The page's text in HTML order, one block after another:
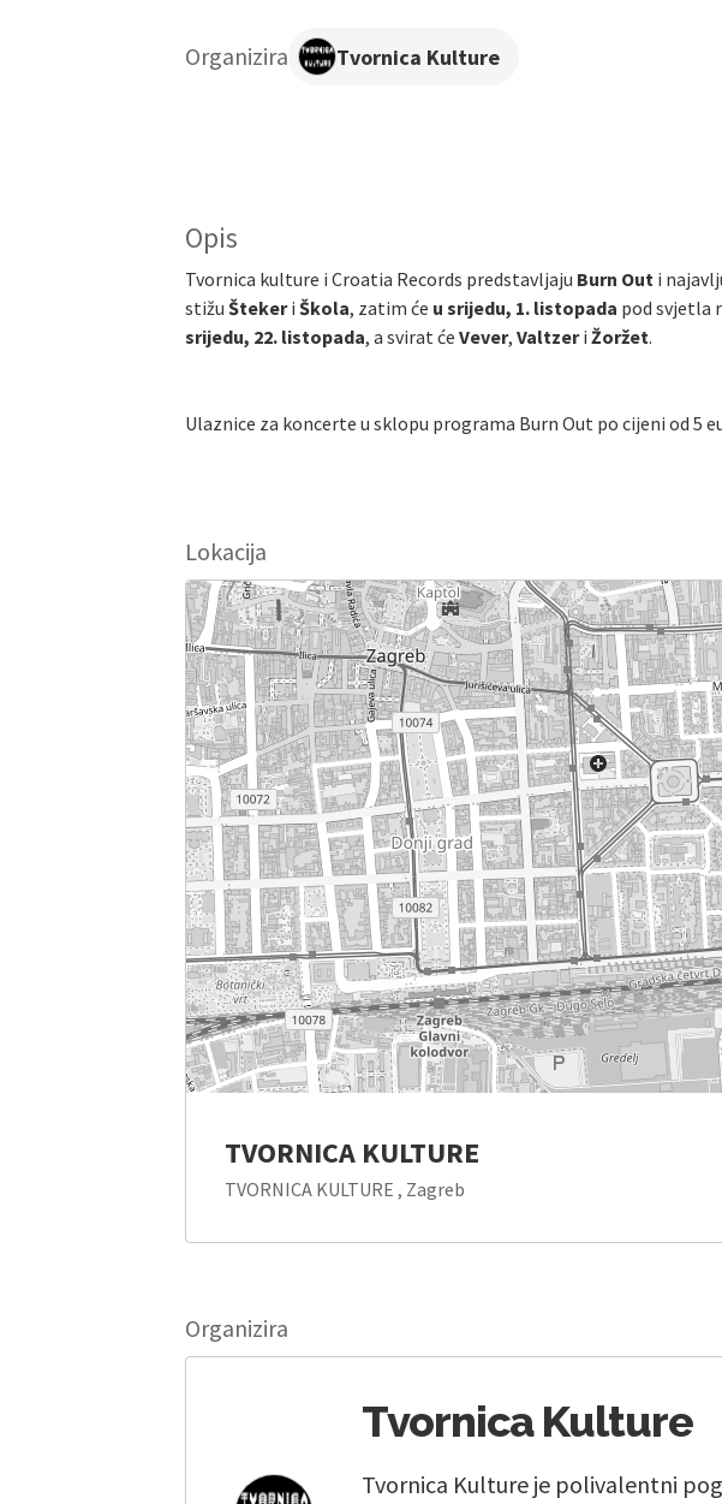
Organizira Tvornica Kulture
Opis
Tvornica kulture i Croatia Records predstavljaju Burn Out i
stižu Štekeri Škola, zatim će u srijedu, 1. listopada pod svjetla
srijedu, 22. listopada, a svirat će Vever, Valtzeri Žoržet.
Ulaznice za koncerte u sklopu programa Burn Out po cijeni od 5
Lokacija
TVORNICA KULTURE
TVORNICA KULTURE , Zagreb
Organizira
Tvornica Kulture
Tvornica Kulture je polivalentni